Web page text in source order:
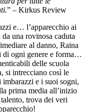
” – Kirkus Review
e… l’apparecchio ai
una rovinosa caduta
al danno, Raina
di ogni genere e forma…
delle scuola
si intrecciano così le
e i suoi sogni,
prima media all’inizio
trova dei veri